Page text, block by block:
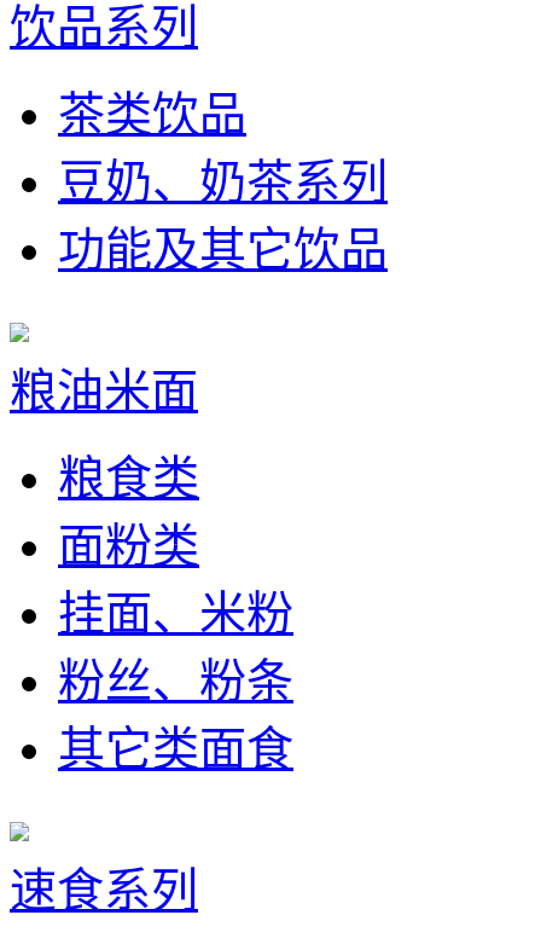
饮品系列
茶类饮品
豆奶、奶茶系列
功能及其它饮品
粮油米面
粮食类
面粉类
挂面、米粉
粉丝、粉条
其它类面食
速食系列